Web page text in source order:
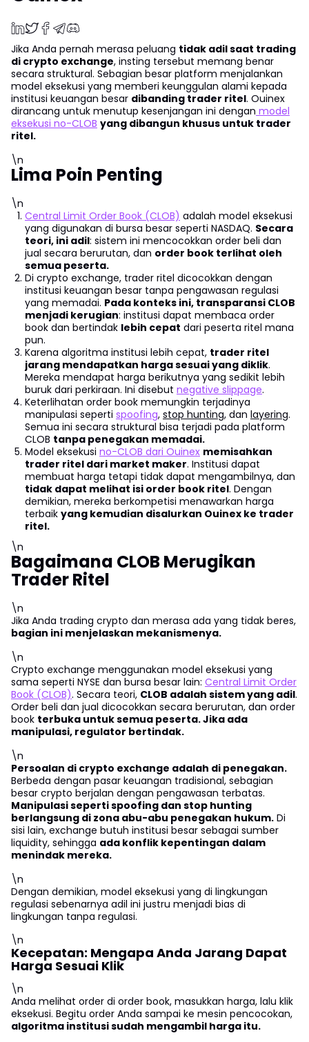
Jika Anda pernah merasa peluang tidak adil saat trading
di crypto exchange, insting tersebut memang benar
secara struktural. Sebagian besar platform menjalankan
model eksekusi yang memberi keunggulan alami kepada
institusi keuangan besar dibanding trader ritel. Ouinex
dirancang untuk menutup kesenjangan ini dengan model
eksekusi no-CLOB yang dibangun khusus untuk trader
ritel.
\n
Lima Poin Penting
\n
Central Limit Order Book (CLOB) adalah model eksekusi
yang digunakan di bursa besar seperti NASDAQ. Secara
teori, ini adil: sistem ini mencocokkan order beli dan
jual secara berurutan, dan order book terlihat oleh
semua peserta.
Di crypto exchange, trader ritel dicocokkan dengan
institusi keuangan besar tanpa pengawasan regulasi
yang memadai. Pada konteks ini, transparansi CLOB
menjadi kerugian: institusi dapat membaca order
book dan bertindak lebih cepat dari peserta ritel mana
pun.
Karena algoritma institusi lebih cepat, trader ritel
jarang mendapatkan harga sesuai yang diklik.
Mereka mendapat harga berikutnya yang sedikit lebih
buruk dari perkiraan. Ini disebut negative slippage.
Keterlihatan order book memungkin terjadinya
manipulasi seperti spoofing, stop hunting, dan layering.
Semua ini secara struktural bisa terjadi pada platform
CLOB tanpa penegakan memadai.
Model eksekusi no-CLOB dari Ouinex memisahkan
trader ritel dari market maker. Institusi dapat
membuat harga tetapi tidak dapat mengambilnya, dan
tidak dapat melihat isi order book ritel. Dengan
demikian, mereka berkompetisi menawarkan harga
terbaik yang kemudian disalurkan Ouinex ke trader
ritel.
\n
Bagaimana CLOB Merugikan
Trader Ritel
\n
Jika Anda trading crypto dan merasa ada yang tidak beres,
bagian ini menjelaskan mekanismenya.
\n
Crypto exchange menggunakan model eksekusi yang
sama seperti NYSE dan bursa besar lain: Central Limit Order
Book (CLOB). Secara teori, CLOB adalah sistem yang adil.
Order beli dan jual dicocokkan secara berurutan, dan order
book terbuka untuk semua peserta. Jika ada
manipulasi, regulator bertindak.
\n
Persoalan di crypto exchange adalah di penegakan.
Berbeda dengan pasar keuangan tradisional, sebagian
besar crypto berjalan dengan pengawasan terbatas.
Manipulasi seperti spoofing dan stop hunting
berlangsung di zona abu-abu penegakan hukum. Di
sisi lain, exchange butuh institusi besar sebagai sumber
liquidity, sehingga ada konflik kepentingan dalam
menindak mereka.
\n
Dengan demikian, model eksekusi yang di lingkungan
regulasi sebenarnya adil ini justru menjadi bias di
lingkungan tanpa regulasi.
\n
Kecepatan: Mengapa Anda Jarang Dapat
Harga Sesuai Klik
\n
Anda melihat order di order book, masukkan harga, lalu klik
eksekusi. Begitu order Anda sampai ke mesin pencocokan,
algoritma institusi sudah mengambil harga itu.